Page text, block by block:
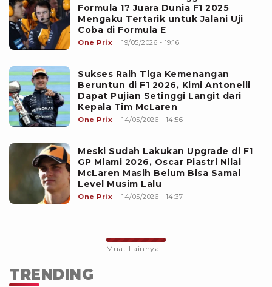
Formula 1? Juara Dunia F1 2025
Mengaku Tertarik untuk Jalani Uji
Coba di Formula E
One Prix 19/05/2026 - 19:16
Sukses Raih Tiga Kemenangan
Beruntun di F1 2026, Kimi Antonelli
Dapat Pujian Setinggi Langit dari
Kepala Tim McLaren
One Prix 14/05/2026 - 14:56
Meski Sudah Lakukan Upgrade di F1
GP Miami 2026, Oscar Piastri Nilai
McLaren Masih Belum Bisa Samai
Level Musim Lalu
One Prix 14/05/2026 - 14:37
Muat Lainnya...
TRENDING